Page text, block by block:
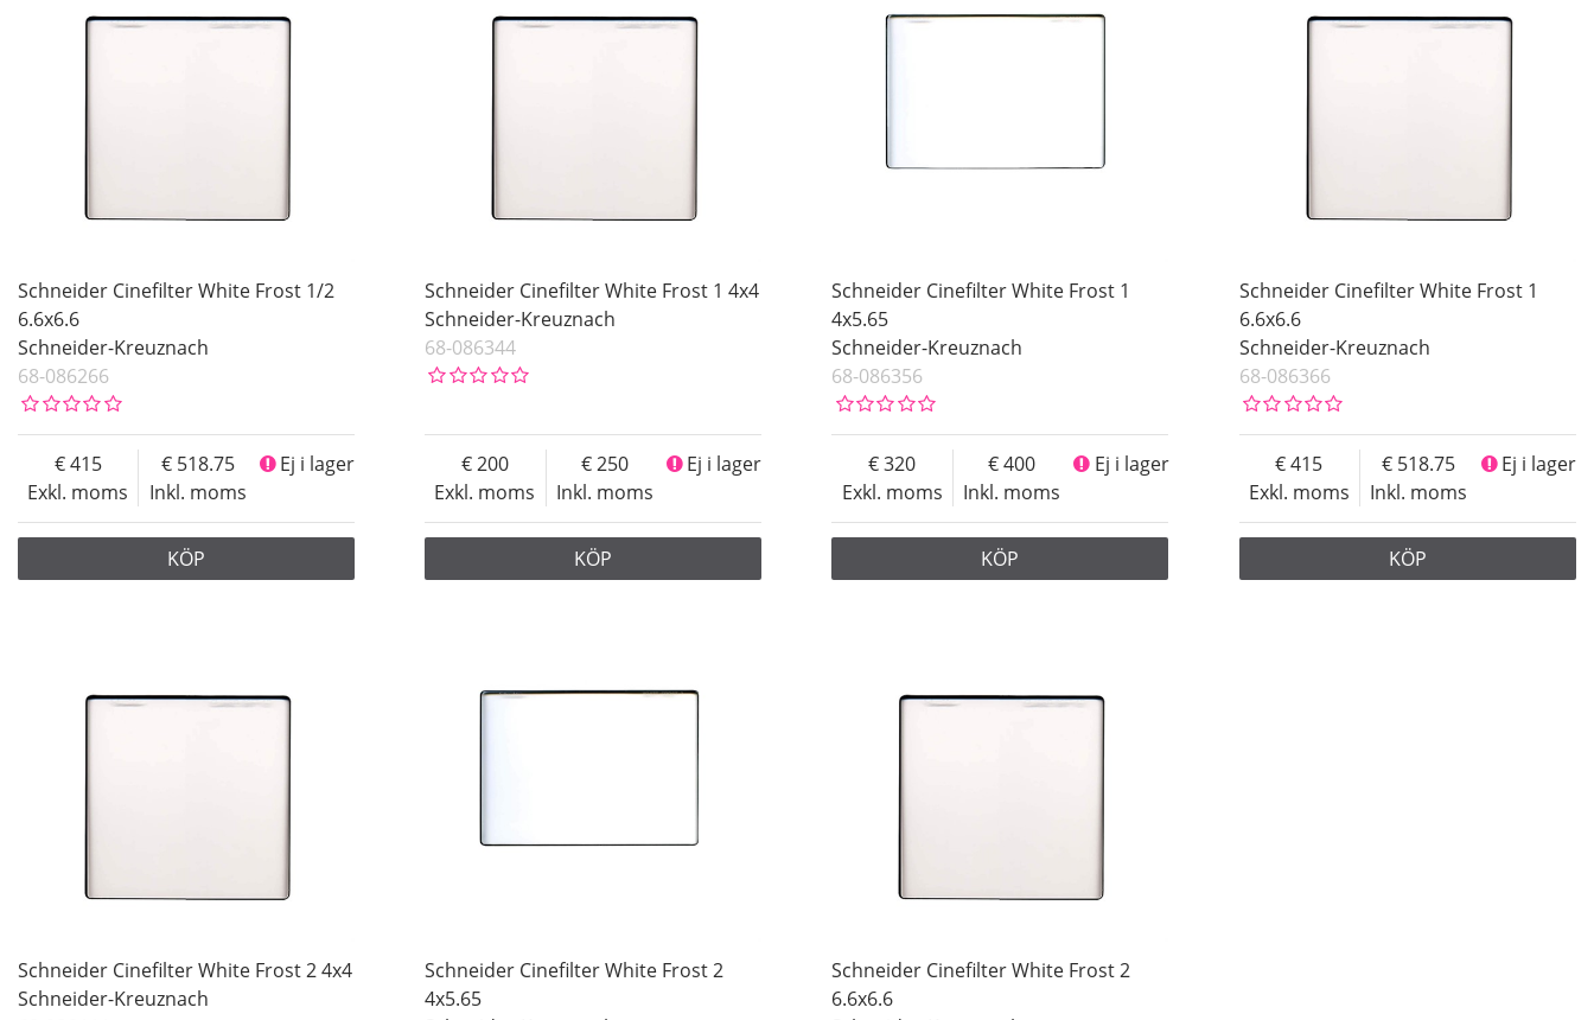
Schneider Cinefilter White Frost 1/2
6.6x6.6
Schneider-Kreuznach
68-086266
Exkl. moms
415
Inkl. moms
518.75 Ej i lager
KÖP
Schneider Cinefilter White Frost 1 4x4
Schneider-Kreuznach
68-086344
Exkl. moms
200
Inkl. moms
250 Ej i lager
KÖP
Schneider Cinefilter White Frost 1
4x5.65
Schneider-Kreuznach
68-086356
Exkl. moms
320
Inkl. moms
400 Ej i lager
KÖP
Schneider Cinefilter White Frost 1
6.6x6.6
Schneider-Kreuznach
68-086366
Exkl. moms
415
Inkl. moms
518.75 Ej i lager
KÖP
Schneider Cinefilter White Frost 2 4x4
Schneider-Kreuznach
Schneider Cinefilter White Frost 2
4x5.65
Schneider Cinefilter White Frost 2
6.6x6.6